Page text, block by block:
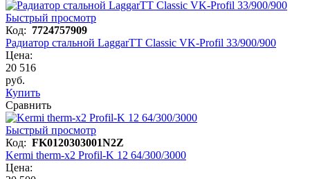
Быстрый просмотр
Код: 7724757909
Радиатор стальной LaggarTT Classic VK-Profil 33/900/900
Цена:
20 516
руб.
Купить
Сравнить
Быстрый просмотр
Код: FK0120303001N2Z
Kermi therm-x2 Profil-K 12 64/300/3000
Цена: